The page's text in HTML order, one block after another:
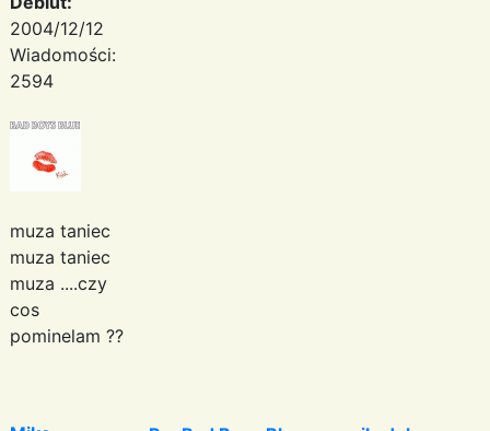
2004/12/12
Wiadomości:
2594
muza taniec
muza taniec
muza ....czy
cos
pominelam ??